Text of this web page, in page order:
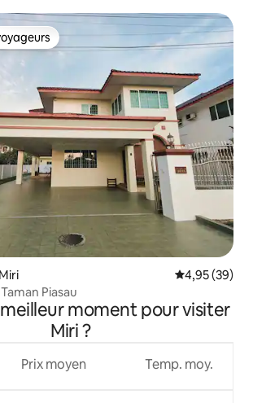
Évaluation
4,95 (39)
Piasau
moment pour visiter
Miri ?
Prix moyen Temp. moy.